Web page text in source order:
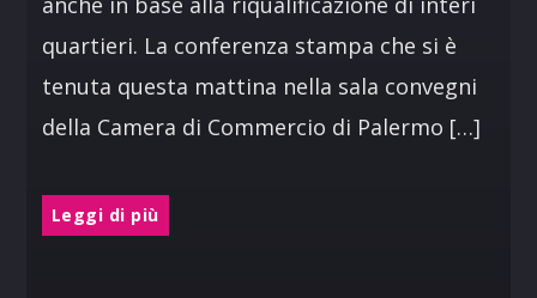
quartieri. La conferenza stampa che si è
tenuta questa mattina nella sala convegni
della Camera di Commercio di Palermo […]
Leggi di più